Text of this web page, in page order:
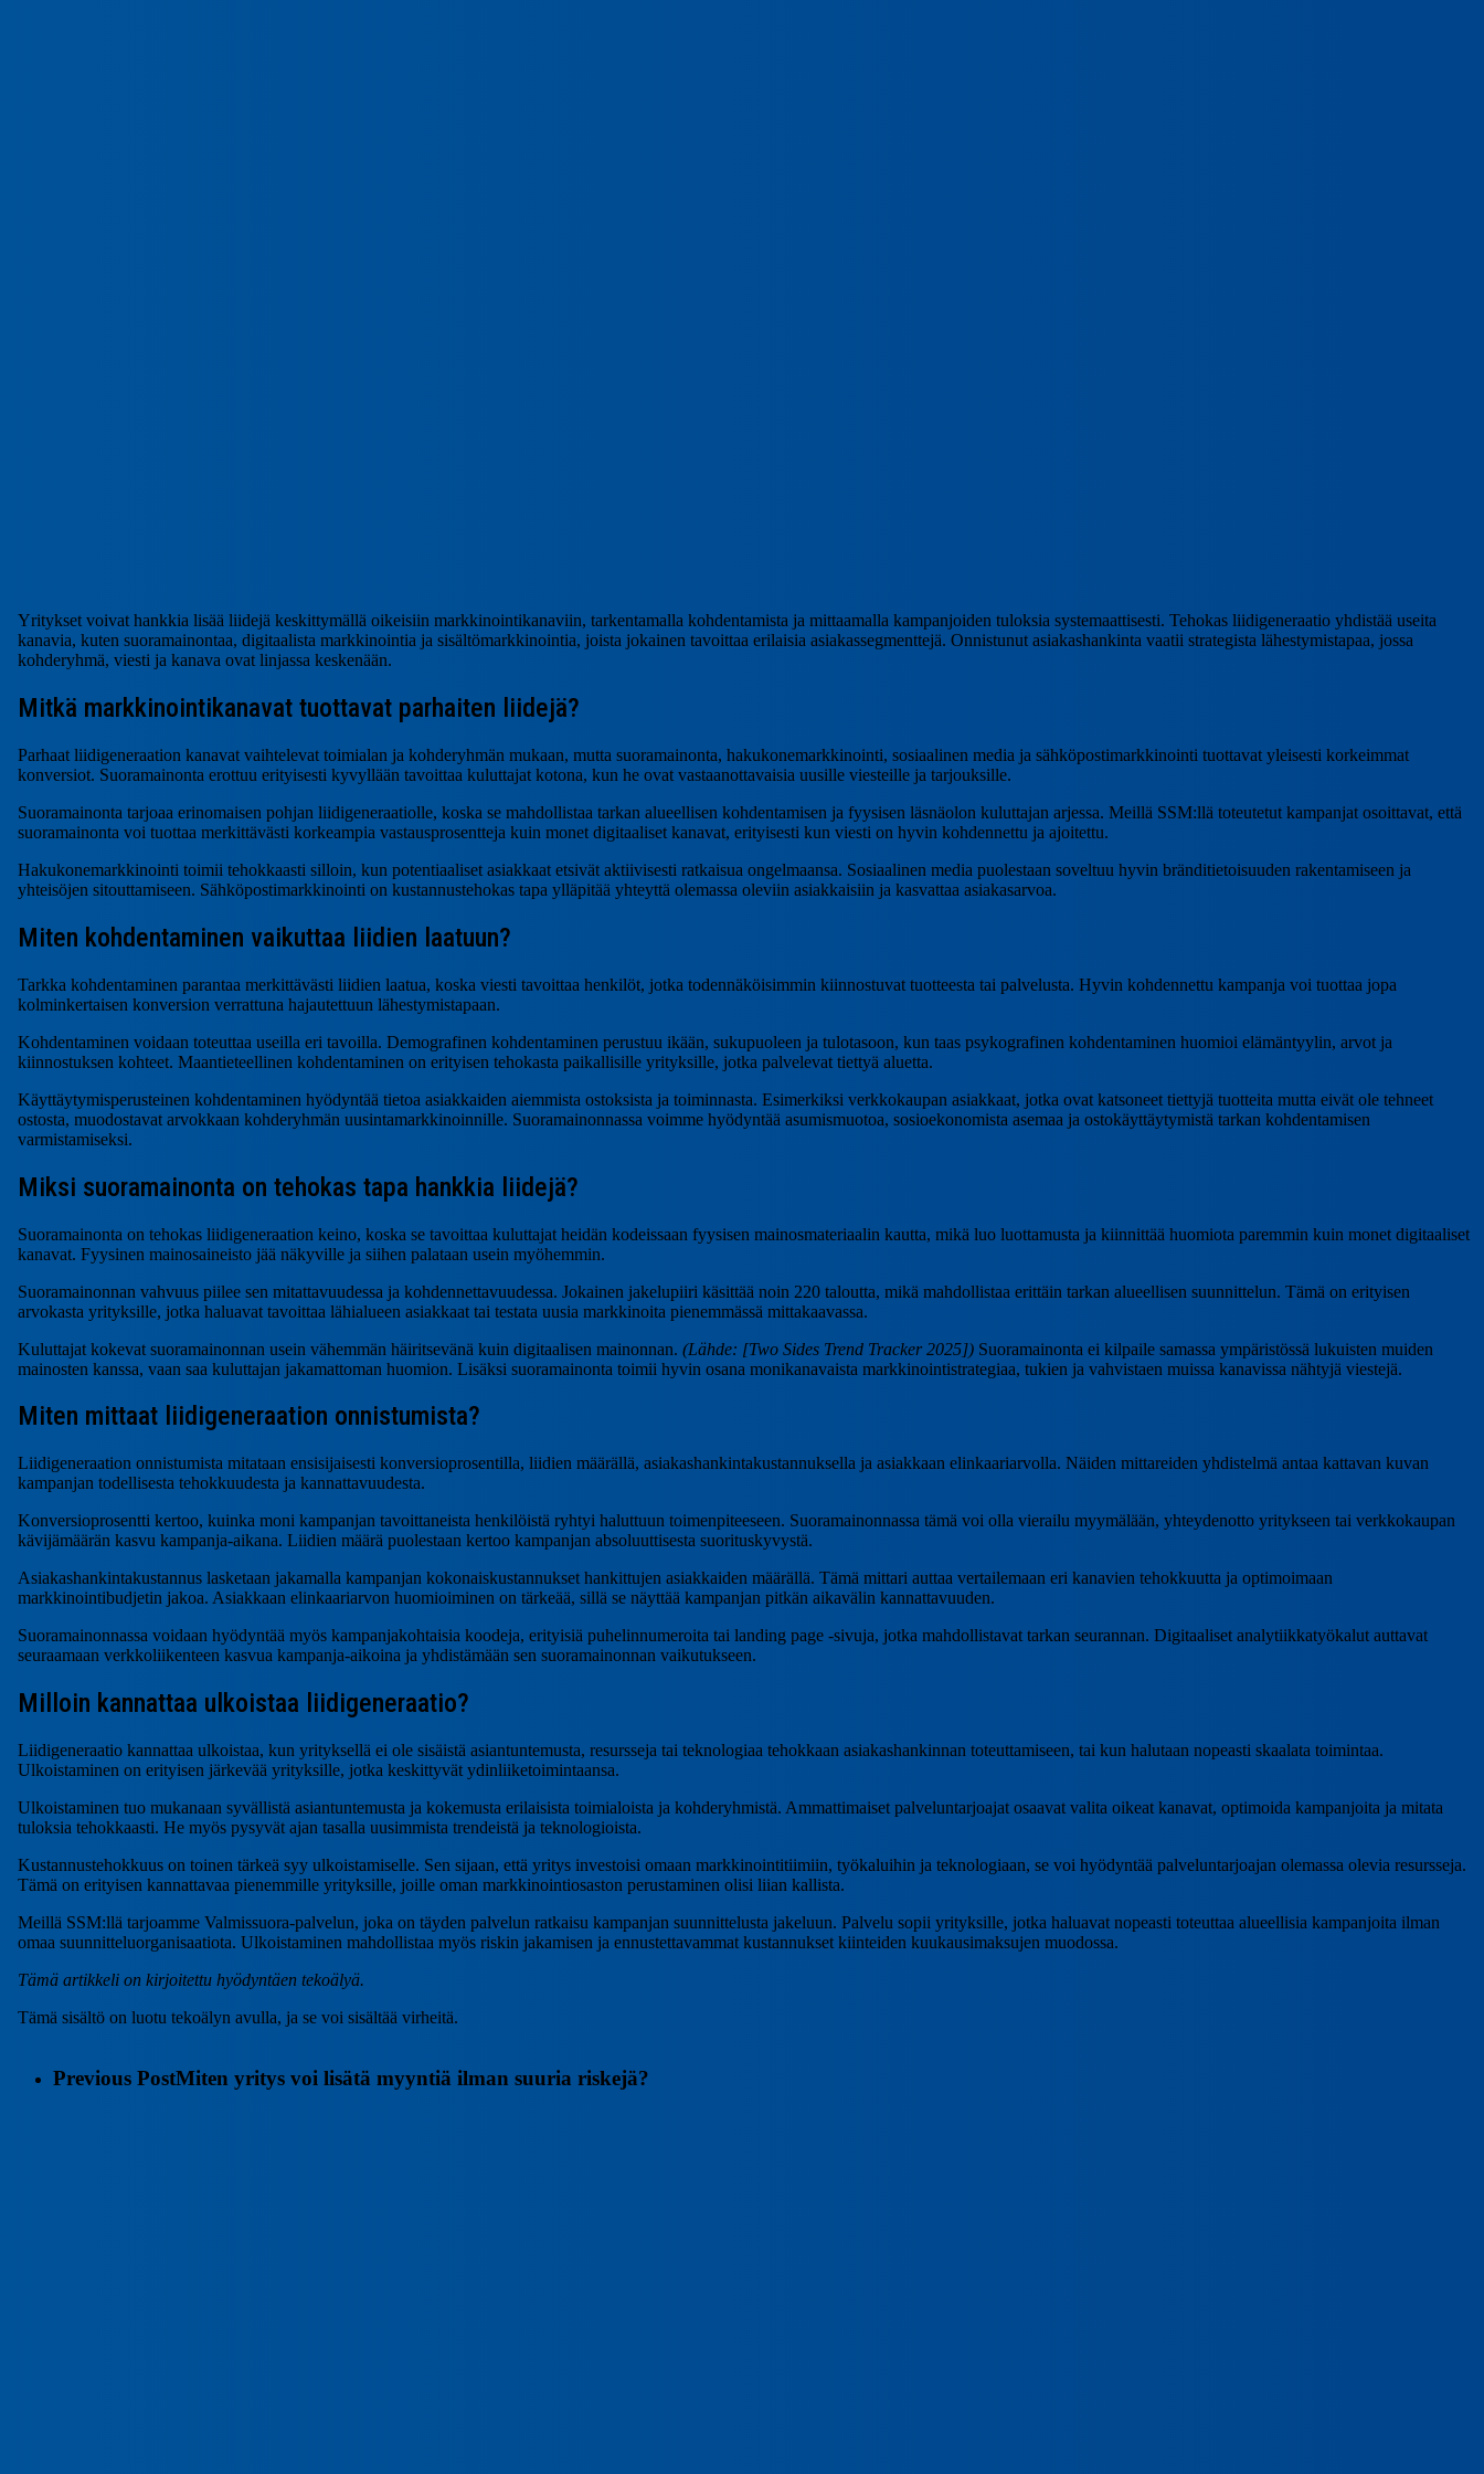
Yritykset voivat hankkia lisää liidejä keskittymällä oikeisiin markkinointikanaviin, tarkentamalla kohdentamista ja mittaamalla kampanjoiden tuloksia systemaattisesti. Tehokas liidigeneraatio yhdistää useita
kanavia, kuten suoramainontaa, digitaalista markkinointia ja sisältömarkkinointia, joista jokainen tavoittaa erilaisia asiakassegmenttejä. Onnistunut asiakashankinta vaatii strategista lähestymistapaa, jossa
kohderyhmä, viesti ja kanava ovat linjassa keskenään.
Mitkä markkinointikanavat tuottavat parhaiten liidejä?
Parhaat liidigeneraation kanavat vaihtelevat toimialan ja kohderyhmän mukaan, mutta suoramainonta, hakukonemarkkinointi, sosiaalinen media ja sähköpostimarkkinointi tuottavat yleisesti korkeimmat
konversiot. Suoramainonta erottuu erityisesti kyvyllään tavoittaa kuluttajat kotona, kun he ovat vastaanottavaisia uusille viesteille ja tarjouksille.
Suoramainonta tarjoaa erinomaisen pohjan liidigeneraatiolle, koska se mahdollistaa tarkan alueellisen kohdentamisen ja fyysisen läsnäolon kuluttajan arjessa. Meillä SSM:llä toteutetut kampanjat osoittavat, että
suoramainonta voi tuottaa merkittävästi korkeampia vastausprosentteja kuin monet digitaaliset kanavat, erityisesti kun viesti on hyvin kohdennettu ja ajoitettu.
Hakukonemarkkinointi toimii tehokkaasti silloin, kun potentiaaliset asiakkaat etsivät aktiivisesti ratkaisua ongelmaansa. Sosiaalinen media puolestaan soveltuu hyvin bränditietoisuuden rakentamiseen ja
yhteisöjen sitouttamiseen. Sähköpostimarkkinointi on kustannustehokas tapa ylläpitää yhteyttä olemassa oleviin asiakkaisiin ja kasvattaa asiakasarvoa.
Miten kohdentaminen vaikuttaa liidien laatuun?
Tarkka kohdentaminen parantaa merkittävästi liidien laatua, koska viesti tavoittaa henkilöt, jotka todennäköisimmin kiinnostuvat tuotteesta tai palvelusta. Hyvin kohdennettu kampanja voi tuottaa jopa
kolminkertaisen konversion verrattuna hajautettuun lähestymistapaan.
Kohdentaminen voidaan toteuttaa useilla eri tavoilla. Demografinen kohdentaminen perustuu ikään, sukupuoleen ja tulotasoon, kun taas psykografinen kohdentaminen huomioi elämäntyylin, arvot ja
kiinnostuksen kohteet. Maantieteellinen kohdentaminen on erityisen tehokasta paikallisille yrityksille, jotka palvelevat tiettyä aluetta.
Käyttäytymisperusteinen kohdentaminen hyödyntää tietoa asiakkaiden aiemmista ostoksista ja toiminnasta. Esimerkiksi verkkokaupan asiakkaat, jotka ovat katsoneet tiettyjä tuotteita mutta eivät ole tehneet
ostosta, muodostavat arvokkaan kohderyhmän uusintamarkkinoinnille. Suoramainonnassa voimme hyödyntää asumismuotoa, sosioekonomista asemaa ja ostokäyttäytymistä tarkan kohdentamisen
varmistamiseksi.
Miksi suoramainonta on tehokas tapa hankkia liidejä?
Suoramainonta on tehokas liidigeneraation keino, koska se tavoittaa kuluttajat heidän kodeissaan fyysisen mainosmateriaalin kautta, mikä luo luottamusta ja kiinnittää huomiota paremmin kuin monet digitaaliset
kanavat. Fyysinen mainosaineisto jää näkyville ja siihen palataan usein myöhemmin.
Suoramainonnan vahvuus piilee sen mitattavuudessa ja kohdennettavuudessa. Jokainen jakelupiiri käsittää noin 220 taloutta, mikä mahdollistaa erittäin tarkan alueellisen suunnittelun. Tämä on erityisen
arvokasta yrityksille, jotka haluavat tavoittaa lähialueen asiakkaat tai testata uusia markkinoita pienemmässä mittakaavassa.
Kuluttajat kokevat suoramainonnan usein vähemmän häiritsevänä kuin digitaalisen mainonnan. (Lähde: [Two Sides Trend Tracker 2025]) Suoramainonta ei kilpaile samassa ympäristössä lukuisten muiden
mainosten kanssa, vaan saa kuluttajan jakamattoman huomion. Lisäksi suoramainonta toimii hyvin osana monikanavaista markkinointistrategiaa, tukien ja vahvistaen muissa kanavissa nähtyjä viestejä.
Miten mittaat liidigeneraation onnistumista?
Liidigeneraation onnistumista mitataan ensisijaisesti konversioprosentilla, liidien määrällä, asiakashankintakustannuksella ja asiakkaan elinkaariarvolla. Näiden mittareiden yhdistelmä antaa kattavan kuvan
kampanjan todellisesta tehokkuudesta ja kannattavuudesta.
Konversioprosentti kertoo, kuinka moni kampanjan tavoittaneista henkilöistä ryhtyi haluttuun toimenpiteeseen. Suoramainonnassa tämä voi olla vierailu myymälään, yhteydenotto yritykseen tai verkkokaupan
kävijämäärän kasvu kampanja-aikana. Liidien määrä puolestaan kertoo kampanjan absoluuttisesta suorituskyvystä.
Asiakashankintakustannus lasketaan jakamalla kampanjan kokonaiskustannukset hankittujen asiakkaiden määrällä. Tämä mittari auttaa vertailemaan eri kanavien tehokkuutta ja optimoimaan
markkinointibudjetin jakoa. Asiakkaan elinkaariarvon huomioiminen on tärkeää, sillä se näyttää kampanjan pitkän aikavälin kannattavuuden.
Suoramainonnassa voidaan hyödyntää myös kampanjakohtaisia koodeja, erityisiä puhelinnumeroita tai landing page -sivuja, jotka mahdollistavat tarkan seurannan. Digitaaliset analytiikkatyökalut auttavat
seuraamaan verkkoliikenteen kasvua kampanja-aikoina ja yhdistämään sen suoramainonnan vaikutukseen.
Milloin kannattaa ulkoistaa liidigeneraatio?
Liidigeneraatio kannattaa ulkoistaa, kun yrityksellä ei ole sisäistä asiantuntemusta, resursseja tai teknologiaa tehokkaan asiakashankinnan toteuttamiseen, tai kun halutaan nopeasti skaalata toimintaa.
Ulkoistaminen on erityisen järkevää yrityksille, jotka keskittyvät ydinliiketoimintaansa.
Ulkoistaminen tuo mukanaan syvällistä asiantuntemusta ja kokemusta erilaisista toimialoista ja kohderyhmistä. Ammattimaiset palveluntarjoajat osaavat valita oikeat kanavat, optimoida kampanjoita ja mitata
tuloksia tehokkaasti. He myös pysyvät ajan tasalla uusimmista trendeistä ja teknologioista.
Kustannustehokkuus on toinen tärkeä syy ulkoistamiselle. Sen sijaan, että yritys investoisi omaan markkinointitiimiin, työkaluihin ja teknologiaan, se voi hyödyntää palveluntarjoajan olemassa olevia resursseja.
Tämä on erityisen kannattavaa pienemmille yrityksille, joille oman markkinointiosaston perustaminen olisi liian kallista.
Meillä SSM:llä tarjoamme Valmissuora-palvelun, joka on täyden palvelun ratkaisu kampanjan suunnittelusta jakeluun. Palvelu sopii yrityksille, jotka haluavat nopeasti toteuttaa alueellisia kampanjoita ilman
omaa suunnitteluorganisaatiota. Ulkoistaminen mahdollistaa myös riskin jakamisen ja ennustettavammat kustannukset kiinteiden kuukausimaksujen muodossa.
Tämä artikkeli on kirjoitettu hyödyntäen tekoälyä.
Tämä sisältö on luotu tekoälyn avulla, ja se voi sisältää virheitä.
Previous PostMiten yritys voi lisätä myyntiä ilman suuria riskejä?